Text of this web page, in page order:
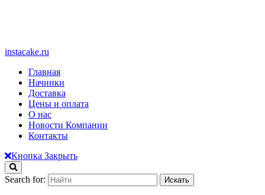
instacake.ru
Главная
Начинки
Доставка
Цены и оплата
О нас
Новости Компании
Контакты
Кнопка Закрыть
Search for: